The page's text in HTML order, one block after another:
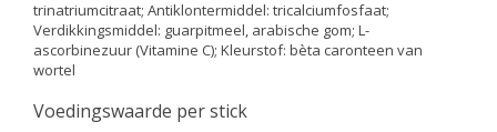
trinatriumcitraat; Antiklontermiddel: tricalciumfosfaat;
Verdikkingsmiddel: guarpitmeel, arabische gom; L-
ascorbinezuur (Vitamine C); Kleurstof: bèta caronteen van
wortel
Voedingswaarde per stick